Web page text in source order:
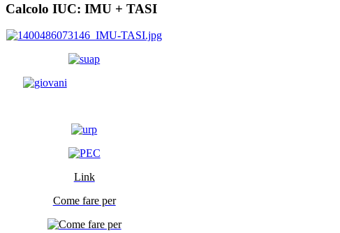
Calcolo IUC: IMU + TASI
Link
Come fare per